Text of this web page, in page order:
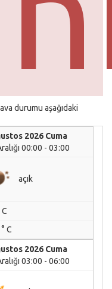
durumu aşağıdaki
2026 Cuma
00:00 - 03:00
açık
C
2026 Cuma
03:00 - 06:00